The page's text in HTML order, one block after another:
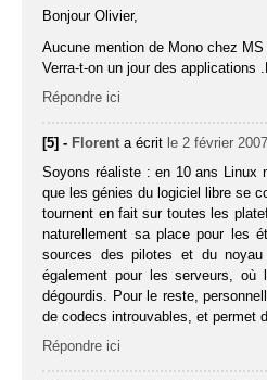
Bonjour Olivier,
Aucune mention de Mono chez
Verra-t-on un jour des applications
Répondre ici
[5] - Florent a écrit le 2 février 2007
Soyons réaliste : en 10 ans Linux
que les génies du logiciel libre se
tournent en fait sur toutes les
naturellement sa place pour les
sources des pilotes et du noyau
également pour les serveurs,
dégourdis. Pour le reste,
de codecs introuvables, et permet
Répondre ici